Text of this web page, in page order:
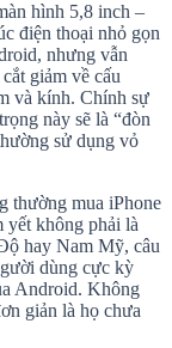
hình 5,8 inch –
điện thoại nhỏ gọn
nhưng vẫn
giảm về cấu
và kính. Chính sự
này sẽ là “đòn
sử dụng vỏ
thường mua iPhone
yết không phải là
hay Nam Mỹ, câu
dùng cực kỳ
Android. Không
giản là họ chưa